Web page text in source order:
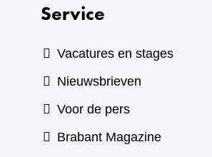
Service
Vacatures en stages
Nieuwsbrieven
Voor de pers
Brabant Magazine(verwijst